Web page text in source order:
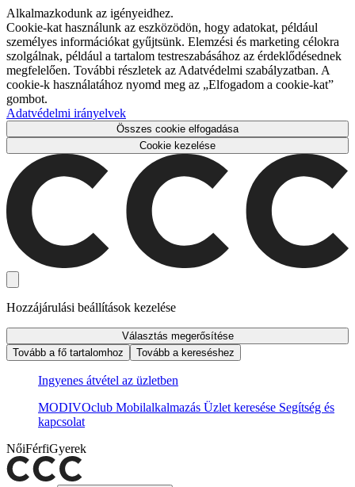
Alkalmazkodunk az igényeidhez.
Cookie-kat használunk az eszközödön, hogy adatokat, például
személyes információkat gyűjtsünk. Elemzési és marketing célokra
szolgálnak, például a tartalom testreszabásához az érdeklődésednek
megfelelően. További részletek az Adatvédelmi szabályzatban. A
cookie-k használatához nyomd meg az „Elfogadom a cookie-kat”
gombot.
Adatvédelmi irányelvek
Összes cookie elfogadása
Cookie kezelése
Hozzájárulási beállítások kezelése
Választás megerősítése
Tovább a fő tartalomhoz
Tovább a kereséshez
Ingyenes átvétel az üzletben
MODIVOclub Mobilalkalmazás Üzlet keresése Segítség és
kapcsolat
NőiFérfiGyerek